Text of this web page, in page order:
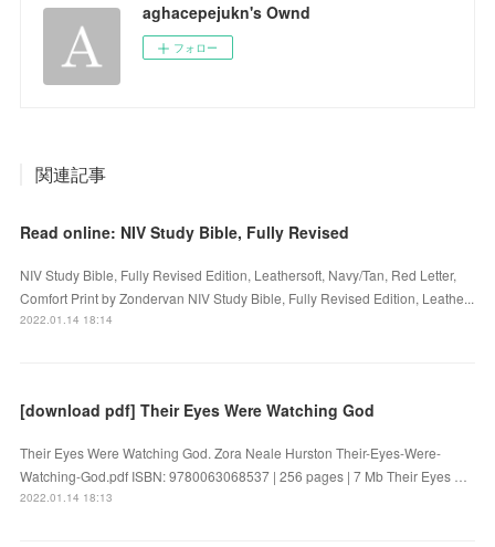
aghacepejukn's Ownd
フォロー
関連記事
Read online: NIV Study Bible, Fully Revised
NIV Study Bible, Fully Revised Edition, Leathersoft, Navy/Tan, Red Letter,
Comfort Print by Zondervan NIV Study Bible, Fully Revised Edition, Leathe...
2022.01.14 18:14
[download pdf] Their Eyes Were Watching God
Their Eyes Were Watching God. Zora Neale Hurston Their-Eyes-Were-
Watching-God.pdf ISBN: 9780063068537 | 256 pages | 7 Mb Their Eyes …
2022.01.14 18:13